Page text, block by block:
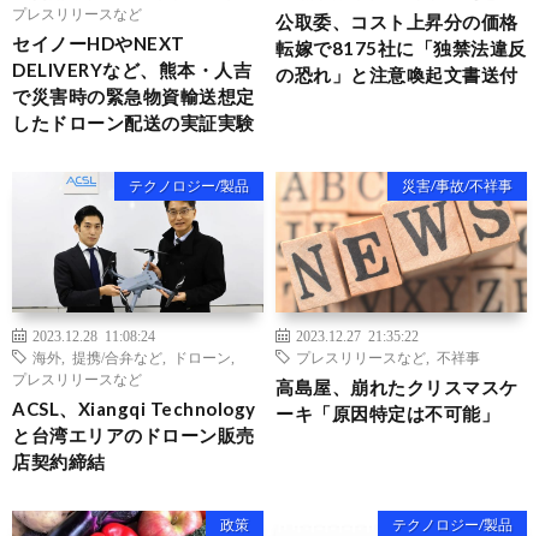
プレスリリースなど
セイノーHDやNEXT
DELIVERYなど、熊本・人吉
で災害時の緊急物資輸送想定
したドローン配送の実証実験
公取委、コスト上昇分の価格
転嫁で8175社に「独禁法違反
の恐れ」と注意喚起文書送付
テクノロジー/製品
2023.12.28 11:08:24
海外
提携/合弁など ドローン
プレスリリースなど
ACSL、Xiangqi Technology
と台湾エリアのドローン販売
店契約締結
災害/事故/不祥事
2023.12.27 21:35:22
プレスリリースなど
不祥事
高島屋、崩れたクリスマスケ
ーキ「原因特定は不可能」
政策 テクノロジー/製品